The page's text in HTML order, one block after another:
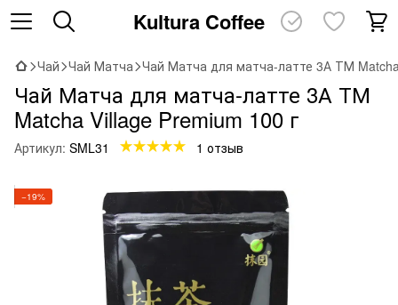
Kultura Coffee
Чай Чай Матча Чай Матча для матча-латте 3А ТМ
Чай Матча для матча-латте 3А ТМ
Matcha Village Premium 100 г
Артикул: SML31 1 отзыв
−19%